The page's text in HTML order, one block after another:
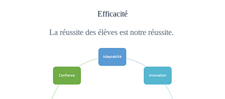
Efficacité
La réussite des élèves est notre réussite.